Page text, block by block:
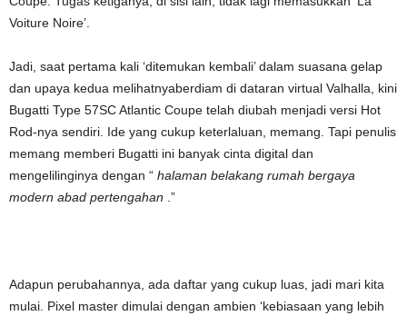
Voiture Noire’.
Jadi, saat pertama kali ‘ditemukan kembali’ dalam suasana gelap
dan upaya kedua melihatnyaberdiam di dataran virtual Valhalla, kini
Bugatti Type 57SC Atlantic Coupe telah diubah menjadi versi Hot
Rod-nya sendiri. Ide yang cukup keterlaluan, memang. Tapi penulis
memang memberi Bugatti ini banyak cinta digital dan
mengelilinginya dengan “ halaman belakang rumah bergaya
modern abad pertengahan .”
Adapun perubahannya, ada daftar yang cukup luas, jadi mari kita
mulai. Pixel master dimulai dengan ambien ‘kebiasaan yang lebih